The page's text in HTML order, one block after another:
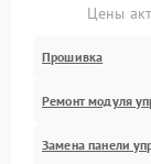
Цены
Прошивка
Ремонт модуля
Замена панели